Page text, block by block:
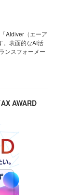
AIdiver（エーア
。表面的なAI活
ンスフォーメー
AWARD